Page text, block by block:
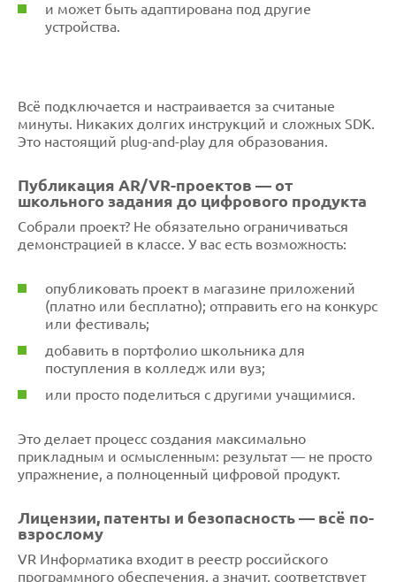
и может быть адаптирована под другие
устройства.
Всё подключается и настраивается за считаные
минуты. Никаких долгих инструкций и сложных SDK.
Это настоящий plug-and-play для образования.
Публикация AR/VR-проектов — от
школьного задания до цифрового продукта
Собрали проект? Не обязательно ограничиваться
демонстрацией в классе. У вас есть возможность:
опубликовать проект в магазине приложений
(платно или бесплатно); отправить его на конкурс
или фестиваль;
добавить в портфолио школьника для
поступления в колледж или вуз;
или просто поделиться с другими учащимися.
Это делает процесс создания максимально
прикладным и осмысленным: результат — не просто
упражнение, а полноценный цифровой продукт.
Лицензии, патенты и безопасность — всё по-
взрослому
VR Информатика входит в реестр российского
программного обеспечения, а значит, соответствует